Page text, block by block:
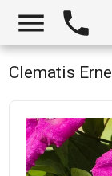
 
Clematis